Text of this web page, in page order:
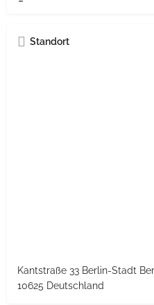
Standort
Kantstraße 33 Berlin-Stadt
10625 Deutschland